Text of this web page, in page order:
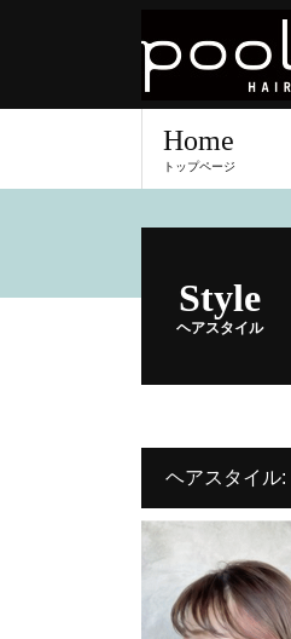
Home
トップページ
Style
ヘアスタイル
ヘアスタイル: